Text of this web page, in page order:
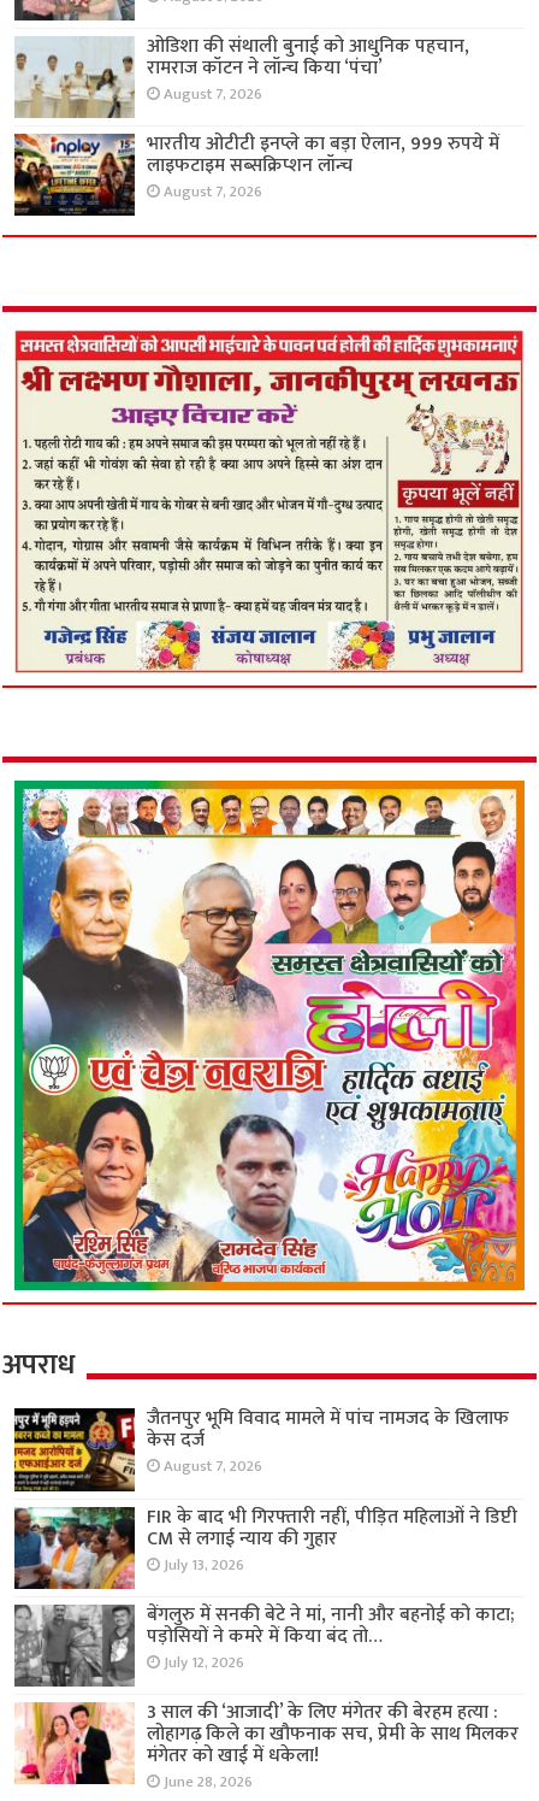
ओडिशा की संथाली बुनाई को आधुनिक पहचान,
रामराज कॉटन ने लॉन्च किया ‘पंचा’
August 7, 2026
भारतीय ओटीटी इनप्ले का बड़ा ऐलान, 999 रुपये में
लाइफटाइम सब्सक्रिप्शन लॉन्च
August 7, 2026
अपराध
जैतनपुर भूमि विवाद मामले में पांच नामजद के खिलाफ
केस दर्ज
August 7, 2026
FIR के बाद भी गिरफ्तारी नहीं, पीड़ित महिलाओं ने डिप्टी
CM से लगाई न्याय की गुहार
July 13, 2026
बेंगलुरु में सनकी बेटे ने मां, नानी और बहनोई को काटा;
पड़ोसियों ने कमरे में किया बंद तो…
July 12, 2026
3 साल की ‘आजादी’ के लिए मंगेतर की बेरहम हत्या :
लोहागढ़ किले का खौफनाक सच, प्रेमी के साथ मिलकर
मंगेतर को खाई में धकेला!
June 28, 2026